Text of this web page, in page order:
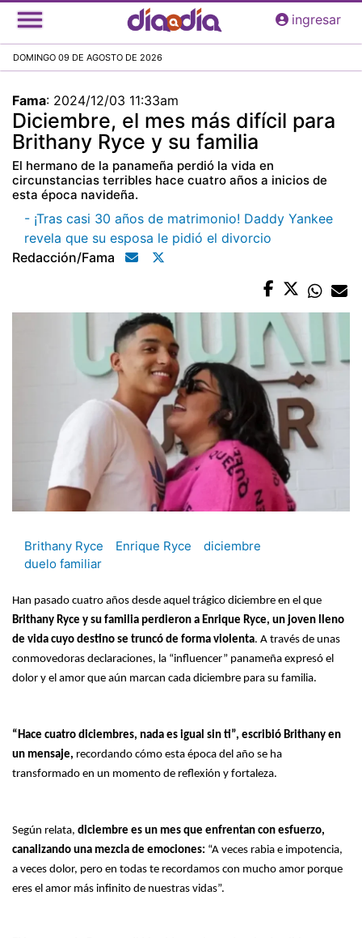
Pasar
al
principal
ingresar
DOMINGO 09 DE AGOSTO DE 2026
Fama: 2024/12/03 11:33am
Diciembre, el mes más difícil para
Brithany Ryce y su familia
El hermano de la panameña perdió la vida en
circunstancias terribles hace cuatro años a inicios de
esta época navideña.
- ¡Tras casi 30 años de matrimonio! Daddy Yankee
revela que su esposa le pidió el divorcio
Redacción/fama
Brithany Ryce Enrique Ryce
diciembre
duelo familiar
Han pasado cuatro años desde aquel trágico diciembre en el que
Brithany Ryce y su familia perdieron a Enrique Ryce, un joven lleno
de vida cuyo destino se truncó de forma violenta. A través de unas
conmovedoras declaraciones, la “influencer” panameña expresó el
dolor y el amor que aún marcan cada diciembre para su familia.
“Hace cuatro diciembres, nada es igual sin ti”, escribió Brithany en
un mensaje, recordando cómo esta época del año se ha
transformado en un momento de reflexión y fortaleza.
Según relata, diciembre es un mes que enfrentan con esfuerzo,
canalizando una mezcla de emociones: “A veces rabia e impotencia,
a veces dolor, pero en todas te recordamos con mucho amor porque
eres el amor más infinito de nuestras vidas”.